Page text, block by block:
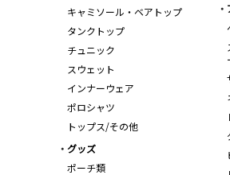
キャミソール・ベアトップ
タンクトップ
チュニック
スウェット
インナーウェア
ポロシャツ
トップス/その他
グッズ
ポーチ類